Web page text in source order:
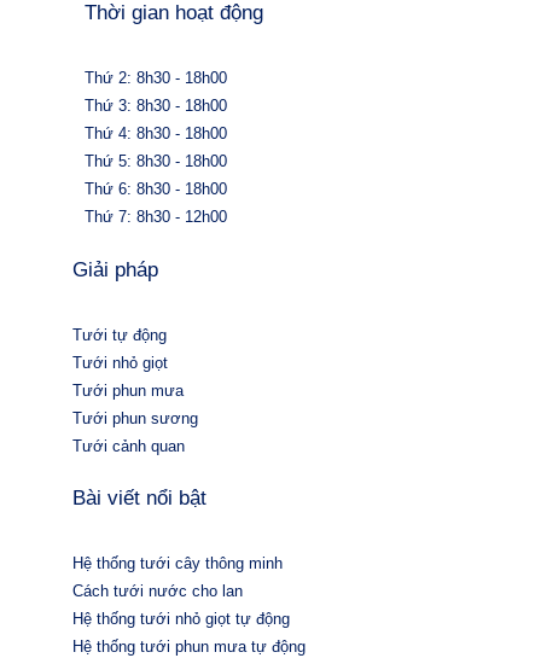
Thời gian hoạt động
Thứ 2: 8h30 - 18h00
Thứ 3: 8h30 - 18h00
Thứ 4: 8h30 - 18h00
Thứ 5: 8h30 - 18h00
Thứ 6: 8h30 - 18h00
Thứ 7: 8h30 - 12h00
Giải pháp
Tưới tự động
Tưới nhỏ giọt
Tưới phun mưa
Tưới phun sương
Tưới cảnh quan
Bài viết nổi bật
Hệ thống tưới cây thông minh
Cách tưới nước cho lan
Hệ thống tưới nhỏ giọt tự động
Hệ thống tưới phun mưa tự động